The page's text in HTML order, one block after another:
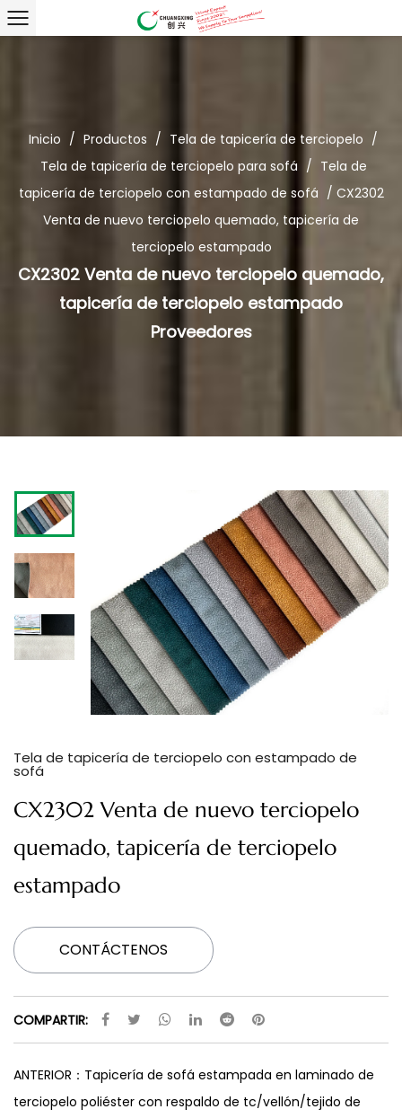
Inicio / Productos / Tela de tapicería de terciopelo /
Tela de tapicería de terciopelo para sofá / Tela de
tapicería de terciopelo con estampado de sofá / CX2302
Venta de nuevo terciopelo quemado, tapicería de
terciopelo estampado
CX2302 Venta de nuevo terciopelo quemado,
tapicería de terciopelo estampado
Proveedores
Tela de tapicería de terciopelo con estampado de
sofá
CX2302 Venta de nuevo terciopelo
quemado, tapicería de terciopelo
estampado
CONTÁCTENOS
COMPARTIR:
ANTERIOR：Tapicería de sofá estampada en laminado de
terciopelo poliéster con respaldo de tc/vellón/tejido de